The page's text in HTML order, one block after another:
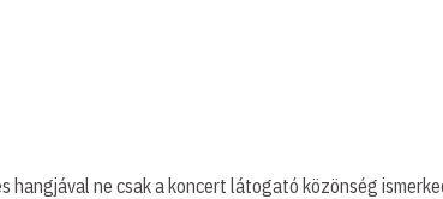
ne csak a koncert látogató közönség